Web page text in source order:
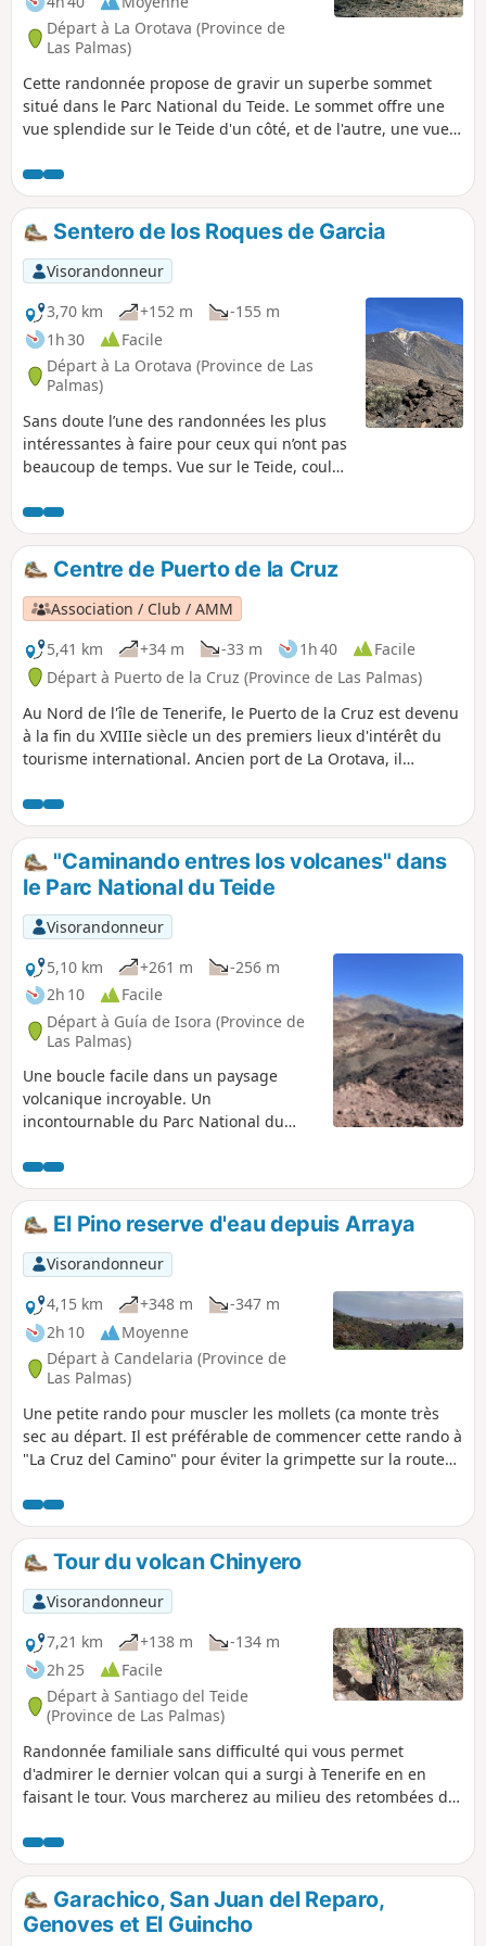
Départ à La Orotava (Province de
Las Palmas)
Cette randonnée propose de gravir un superbe sommet
situé dans le Parc National du Teide. Le sommet offre une
vue splendide sur le Teide d'un côté, et de l'autre, une vue
il y a des indications à chaque croisement de chemins de
randonnée. Il est quasiment impossible de se perdre.
Attention aux périodes de chasse dans le Parc. Voir
Informations Pratiques. Mise à jour 21 octobre 2022.
Sentero de los Roques de Garcia
Visorandonneur
3,70 km
+152 m
-155 m
1h 30
Facile
Départ à La Orotava (Province de Las
Palmas)
Sans doute l’une des randonnées les plus
intéressantes à faire pour ceux qui n’ont pas
beaucoup de temps. Vue sur le Teide, coulée
West » . Vous aurez un aperçu de l’ensemble
des panoramas du secteur en une
randonnée accessible à tous.
Centre de Puerto de la Cruz
Association / Club / AMM
5,41 km
+34 m -33 m 1h 40
Facile
Départ à Puerto de la Cruz (Province de Las Palmas)
Au Nord de l'île de Tenerife, le Puerto de la Cruz est devenu
à la fin du XVIIIe siècle un des premiers lieux d'intérêt du
tourisme international. Ancien port de La Orotava, il
passage maritime de San Telmo et le quartier de pêcheurs
La Ranilla. Entre les plages Martiánez et le Jardin de Playa
Chica, se trouvent les piscines du Lago Martiáanez, créé par
l'artiste César Manrique en 1977.
"Caminando entres los volcanes" dans
le Parc National du Teide
Visorandonneur
5,10 km
+261 m
-256 m
2h 10
Facile
Départ à Guía de Isora (Province de
Las Palmas)
Une boucle facile dans un paysage
volcanique incroyable. Un
incontournable du Parc National du
El Pino reserve d'eau depuis Arraya
Visorandonneur
4,15 km
+348 m
-347 m
2h 10
Moyenne
Départ à Candelaria (Province de
Las Palmas)
Une petite rando pour muscler les mollets (ca monte très
sec au départ. Il est préférable de commencer cette rando à
"La Cruz del Camino" pour éviter la grimpette sur la route
prenons le bus Araya qui passe par La Cruz del Camino.
Vous pourrez apercevoir régulièrement les canaux qui
alimente la vallée.
Tour du volcan Chinyero
Visorandonneur
7,21 km
+138 m
-134 m
2h 25
Facile
Départ à Santiago del Teide
(Province de Las Palmas)
Randonnée familiale sans difficulté qui vous permet
d'admirer le dernier volcan qui a surgi à Tenerife en en
faisant le tour. Vous marcherez au milieu des retombées du
moins densément.
Garachico, San Juan del Reparo,
Genoves et El Guincho